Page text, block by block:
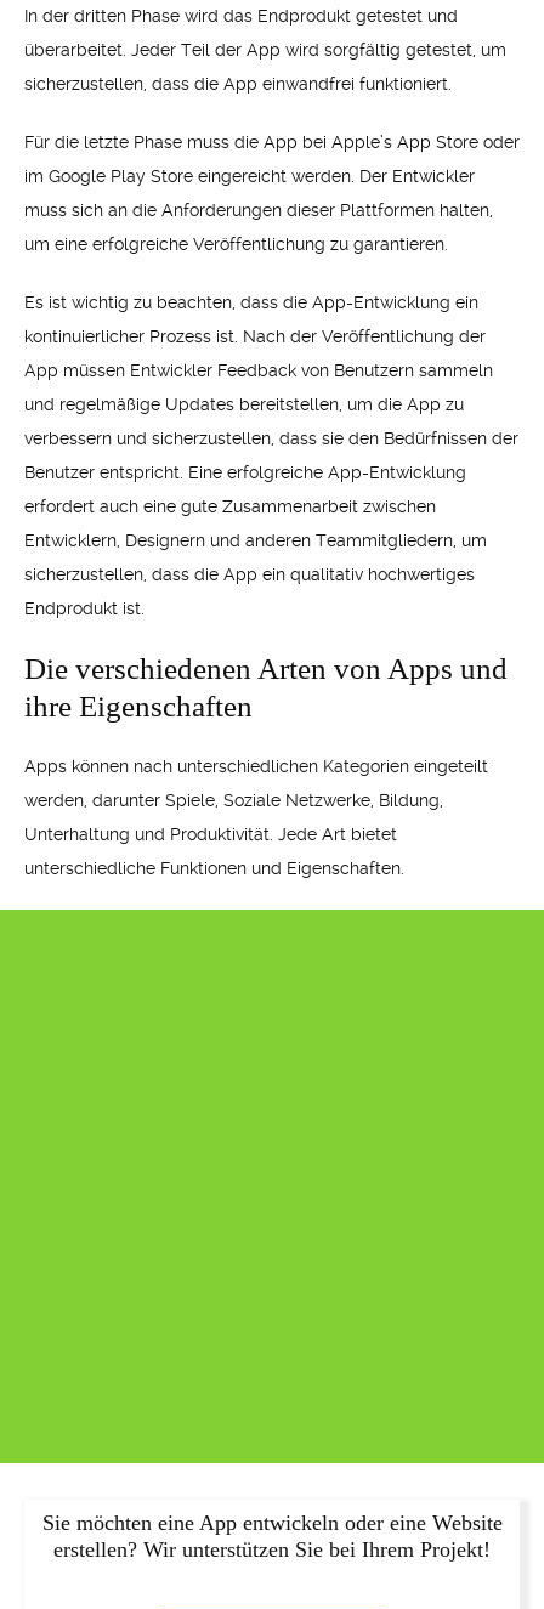
In der dritten Phase wird das Endprodukt getestet und
überarbeitet. Jeder Teil der App wird sorgfältig getestet, um
sicherzustellen, dass die App einwandfrei funktioniert.
Für die letzte Phase muss die App bei Apple’s App Store oder
im Google Play Store eingereicht werden. Der Entwickler
muss sich an die Anforderungen dieser Plattformen halten,
um eine erfolgreiche Veröffentlichung zu garantieren.
Es ist wichtig zu beachten, dass die App-Entwicklung ein
kontinuierlicher Prozess ist. Nach der Veröffentlichung der
App müssen Entwickler Feedback von Benutzern sammeln
und regelmäßige Updates bereitstellen, um die App zu
verbessern und sicherzustellen, dass sie den Bedürfnissen der
Benutzer entspricht. Eine erfolgreiche App-Entwicklung
erfordert auch eine gute Zusammenarbeit zwischen
Entwicklern, Designern und anderen Teammitgliedern, um
sicherzustellen, dass die App ein qualitativ hochwertiges
Endprodukt ist.
Die verschiedenen Arten von Apps und
ihre Eigenschaften
Apps können nach unterschiedlichen Kategorien eingeteilt
werden, darunter Spiele, Soziale Netzwerke, Bildung,
Unterhaltung und Produktivität. Jede Art bietet
unterschiedliche Funktionen und Eigenschaften.
Sie möchten eine App entwickeln oder eine Website
erstellen? Wir unterstützen Sie bei Ihrem Projekt!